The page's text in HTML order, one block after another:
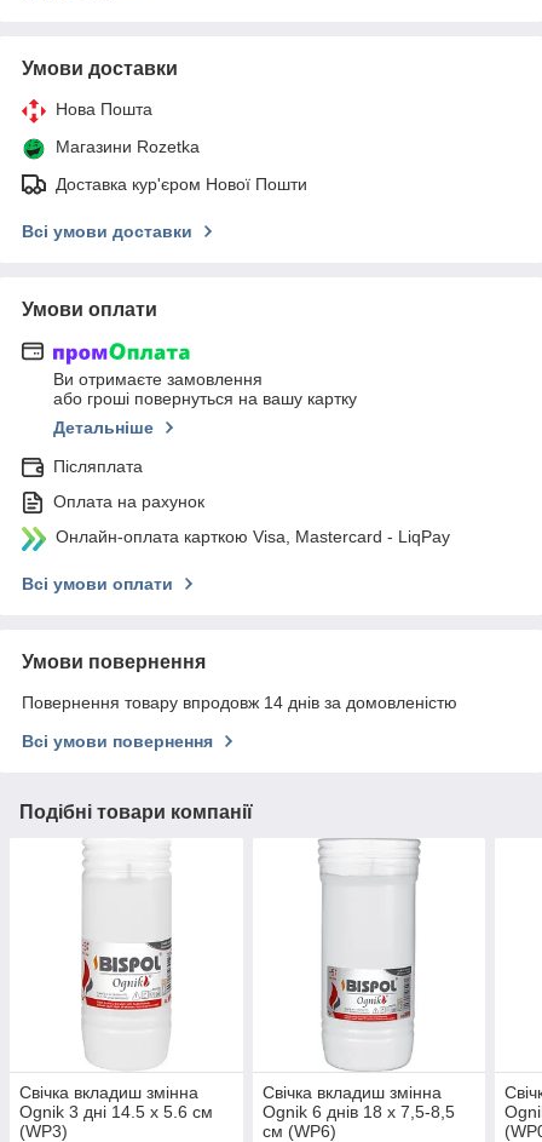
Умови доставки
Нова Пошта
Магазини Rozetka
Доставка кур'єром Нової Пошти
Всі умови доставки
Умови оплати
Ви отримаєте замовлення
або гроші повернуться на вашу картку
Детальніше
Післяплата
Оплата на рахунок
Онлайн-оплата карткою Visa, Mastercard - LiqPay
Всі умови оплати
Умови повернення
Повернення товару впродовж 14 днів за домовленістю
Всі умови повернення
Подібні товари компанії
Свічка вкладиш змінна
Ognik 3 дні 14.5 х 5.6 см
(WP3)
Свічка вкладиш змінна
Ognik 6 днів 18 х 7,5-8,5
см (WP6)